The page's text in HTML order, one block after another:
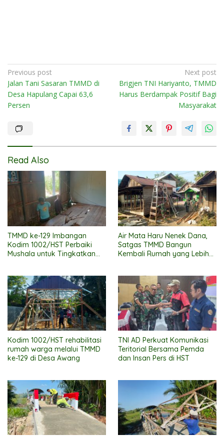
Post
navigation
Previous post
Jalan Tani Sasaran TMMD di
Desa Hapulang Capai 63,6
Persen
Next post
Brigjen TNI Hariyanto, TMMD
Harus Berdampak Positif Bagi
Masyarakat
Read Also
TMMD ke-129 Imbangan
Kodim 1002/HST Perbaiki
Mushala untuk Tingkatkan
Air Mata Haru Nenek Dana,
Satgas TMMD Bangun
Kembali Rumah yang Lebih
Kodim 1002/HST rehabilitasi
rumah warga melalui TMMD
ke-129 di Desa Awang
TNI AD Perkuat Komunikasi
Teritorial Bersama Pemda
dan Insan Pers di HST